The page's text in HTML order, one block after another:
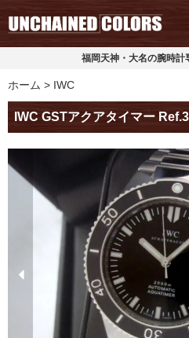
福岡天神・大名の腕時計
ホーム IWC
IWC GSTアクアタイマー